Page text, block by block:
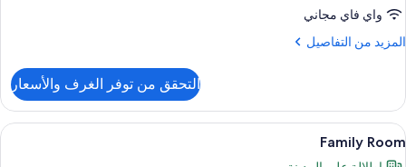
واي فاي مجاني
المزيد من التفاصيل
المزيد
Deluxe
Room
Harbor
التحقق من توفر الغرف والأسعار
استعراض
جميع
ميني بار وخزنة داخل الغرفة ومكتب
3
Family Room